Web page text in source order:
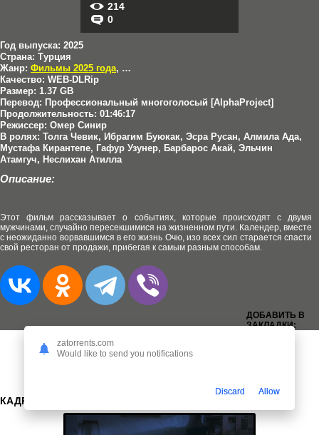
214
0
Год выпуска: 2025
Страна: Турция
Жанр: Фильмы 2025 года, Комедии
Качество: WEB-DLRip
Размер: 1.37 GB
Перевод: Профессиональный многоголосый [AlphaProject]
Продолжительность: 01:46:17
Режиссер: Омер Синир
В ролях: Толга Чевик, Ибрагим Буюкак, Эсра Русан, Алмила Ада,
Мустафа Кирантепе, Гафур Узунер, Барбарос Акай, Эльчин
Атамгуч, Неслихан Атилла
Описание:
Этот фильм рассказывает о событиях, которые происходят с двумя
мужчинами, случайно пересекшимися на жизненном пути. Календер, вместе
с неожиданно ворвавшимся в его жизнь Очю, изо всех сил старается спасти
свой ресторан от продажи, прибегая к самым разным способам.
ДОБАВИТЬ В
ЗАКЛАДКИ:
КАДРЫ:
zatorrents.com
Would like to send you notifications
Discard Allow